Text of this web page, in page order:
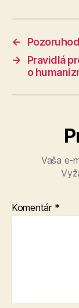
←
→
Pravidlá
o
Vaša e-
Komentár *